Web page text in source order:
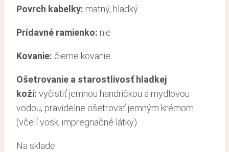
Povrch kabelky: matný, hladký
Prídavné ramienko: nie
Kovanie: čierne kovanie
Ošetrovanie a starostlivosť hladkej
koži: vyčistiť jemnou handričkou a mydlovou
vodou, pravidelne ošetrovať jemným krémom
(včelí vosk, impregnačné látky)
Na sklade